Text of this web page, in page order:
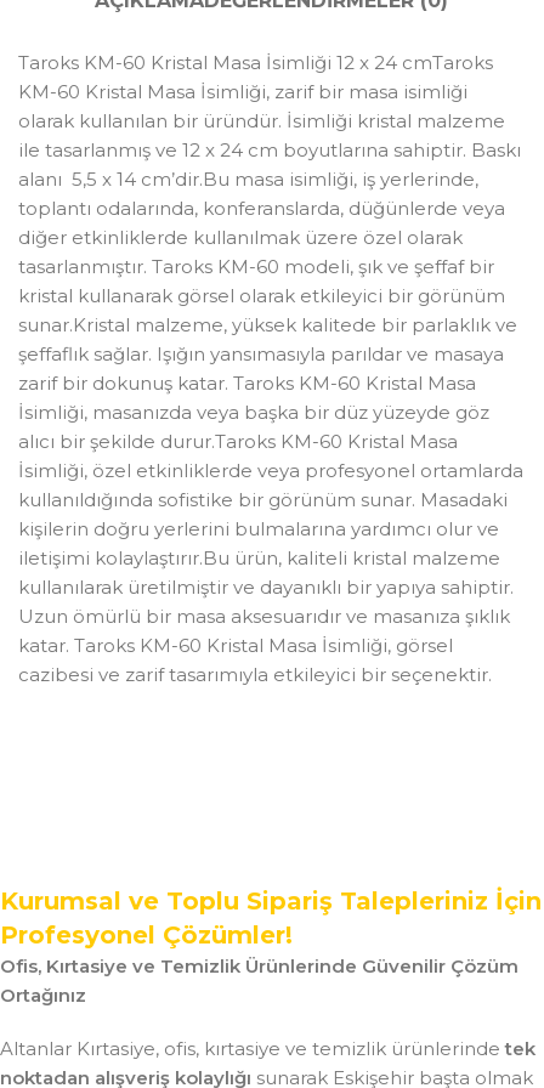
Taroks KM-60 Kristal Masa İsimliği 12 x 24 cmTaroks
KM-60 Kristal Masa İsimliği, zarif bir masa isimliği
olarak kullanılan bir üründür. İsimliği kristal malzeme
ile tasarlanmış ve 12 x 24 cm boyutlarına sahiptir. Baskı
alanı 5,5 x 14 cm’dir.Bu masa isimliği, iş yerlerinde,
toplantı odalarında, konferanslarda, düğünlerde veya
diğer etkinliklerde kullanılmak üzere özel olarak
tasarlanmıştır. Taroks KM-60 modeli, şık ve şeffaf bir
kristal kullanarak görsel olarak etkileyici bir görünüm
sunar.Kristal malzeme, yüksek kalitede bir parlaklık ve
şeffaflık sağlar. Işığın yansımasıyla parıldar ve masaya
zarif bir dokunuş katar. Taroks KM-60 Kristal Masa
İsimliği, masanızda veya başka bir düz yüzeyde göz
alıcı bir şekilde durur.Taroks KM-60 Kristal Masa
İsimliği, özel etkinliklerde veya profesyonel ortamlarda
kullanıldığında sofistike bir görünüm sunar. Masadaki
kişilerin doğru yerlerini bulmalarına yardımcı olur ve
iletişimi kolaylaştırır.Bu ürün, kaliteli kristal malzeme
kullanılarak üretilmiştir ve dayanıklı bir yapıya sahiptir.
Uzun ömürlü bir masa aksesuarıdır ve masanıza şıklık
katar. Taroks KM-60 Kristal Masa İsimliği, görsel
cazibesi ve zarif tasarımıyla etkileyici bir seçenektir.
Kurumsal ve Toplu Sipariş Talepleriniz İçin
Profesyonel Çözümler!
Ofis, Kırtasiye ve Temizlik Ürünlerinde Güvenilir Çözüm
Ortağınız
Altanlar Kırtasiye, ofis, kırtasiye ve temizlik ürünlerindetek
noktadan alışveriş kolaylığı sunarak Eskişehir başta olmak